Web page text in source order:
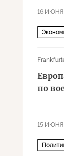
16 ИЮНЯ,
по
15 ИЮНЯ,